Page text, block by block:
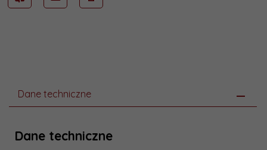
Dane techniczne
Dane techniczne